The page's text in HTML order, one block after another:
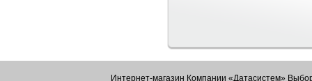
Интернет-магазин Компании «Датасистем»